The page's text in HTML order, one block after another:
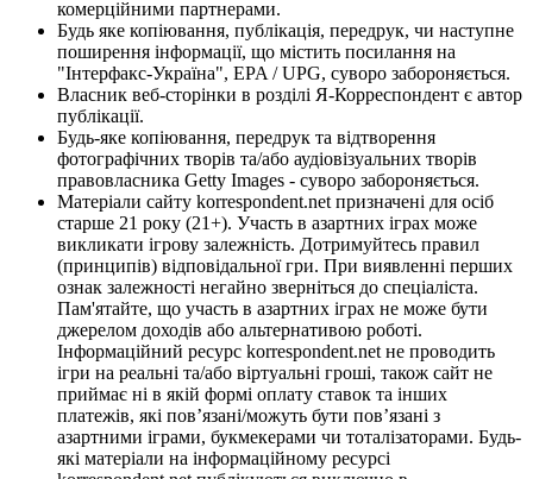
комерційними партнерами.
Будь яке копіювання, публікація, передрук, чи наступне
поширення інформації, що містить посилання на
"Інтерфакс-Україна", EPA / UPG, суворо забороняється.
Власник веб-сторінки в розділі Я-Корреспондент є автор
публікації.
Будь-яке копіювання, передрук та відтворення
фотографічних творів та/або аудіовізуальних творів
правовласника Getty Images - суворо забороняється.
Матеріали сайту korrespondent.net призначені для осіб
старше 21 року (21+). Участь в азартних іграх може
викликати ігрову залежність. Дотримуйтесь правил
(принципів) відповідальної гри. При виявленні перших
ознак залежності негайно зверніться до спеціаліста.
Пам'ятайте, що участь в азартних іграх не може бути
джерелом доходів або альтернативою роботі.
Інформаційний ресурс korrespondent.net не проводить
ігри на реальні та/або віртуальні гроші, також сайт не
приймає ні в якій формі оплату ставок та інших
платежів, які пов’язані/можуть бути пов’язані з
азартними іграми, букмекерами чи тоталізаторами. Будь-
які матеріали на інформаційному ресурсі